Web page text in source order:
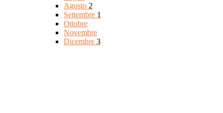
Agosto 2
Settembre 1
Ottobre
Novembre
Dicembre 3